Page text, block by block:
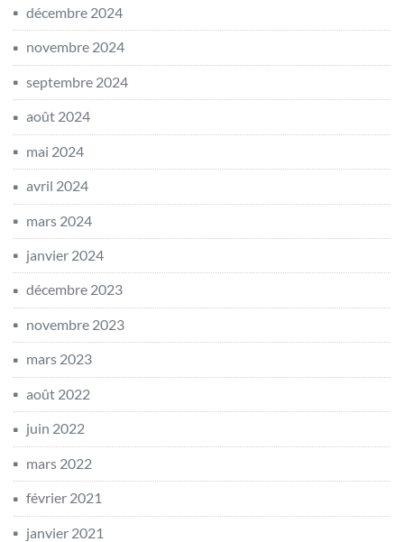
décembre 2024
novembre 2024
septembre 2024
août 2024
mai 2024
avril 2024
mars 2024
janvier 2024
décembre 2023
novembre 2023
mars 2023
août 2022
juin 2022
mars 2022
février 2021
janvier 2021